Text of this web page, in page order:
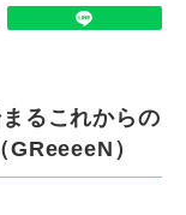
るこれからの
）